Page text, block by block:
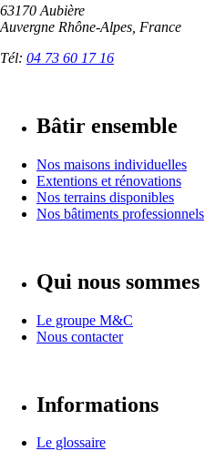
63170 Aubière
Auvergne Rhône-Alpes, France
Tél: 04 73 60 17 16
Bâtir ensemble
Nos maisons individuelles
Extentions et rénovations
Nos terrains disponibles
Nos bâtiments professionnels
Qui nous sommes
Le groupe M&C
Nous contacter
Informations
Le glossaire